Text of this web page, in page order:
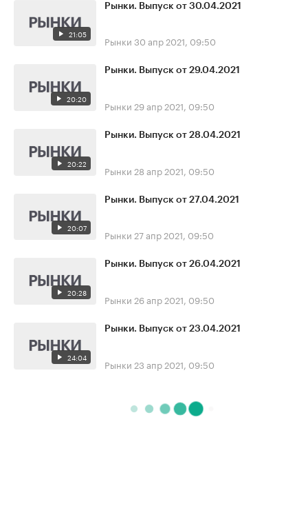
21:05
Рынки. Выпуск от 30.04.2021
Рынки 30 апр 2021, 09:50
20:20
Рынки. Выпуск от 29.04.2021
Рынки 29 апр 2021, 09:50
20:22
Рынки. Выпуск от 28.04.2021
Рынки 28 апр 2021, 09:50
20:07
Рынки. Выпуск от 27.04.2021
Рынки 27 апр 2021, 09:50
20:28
Рынки. Выпуск от 26.04.2021
Рынки 26 апр 2021, 09:50
24:04
Рынки. Выпуск от 23.04.2021
Рынки 23 апр 2021, 09:50